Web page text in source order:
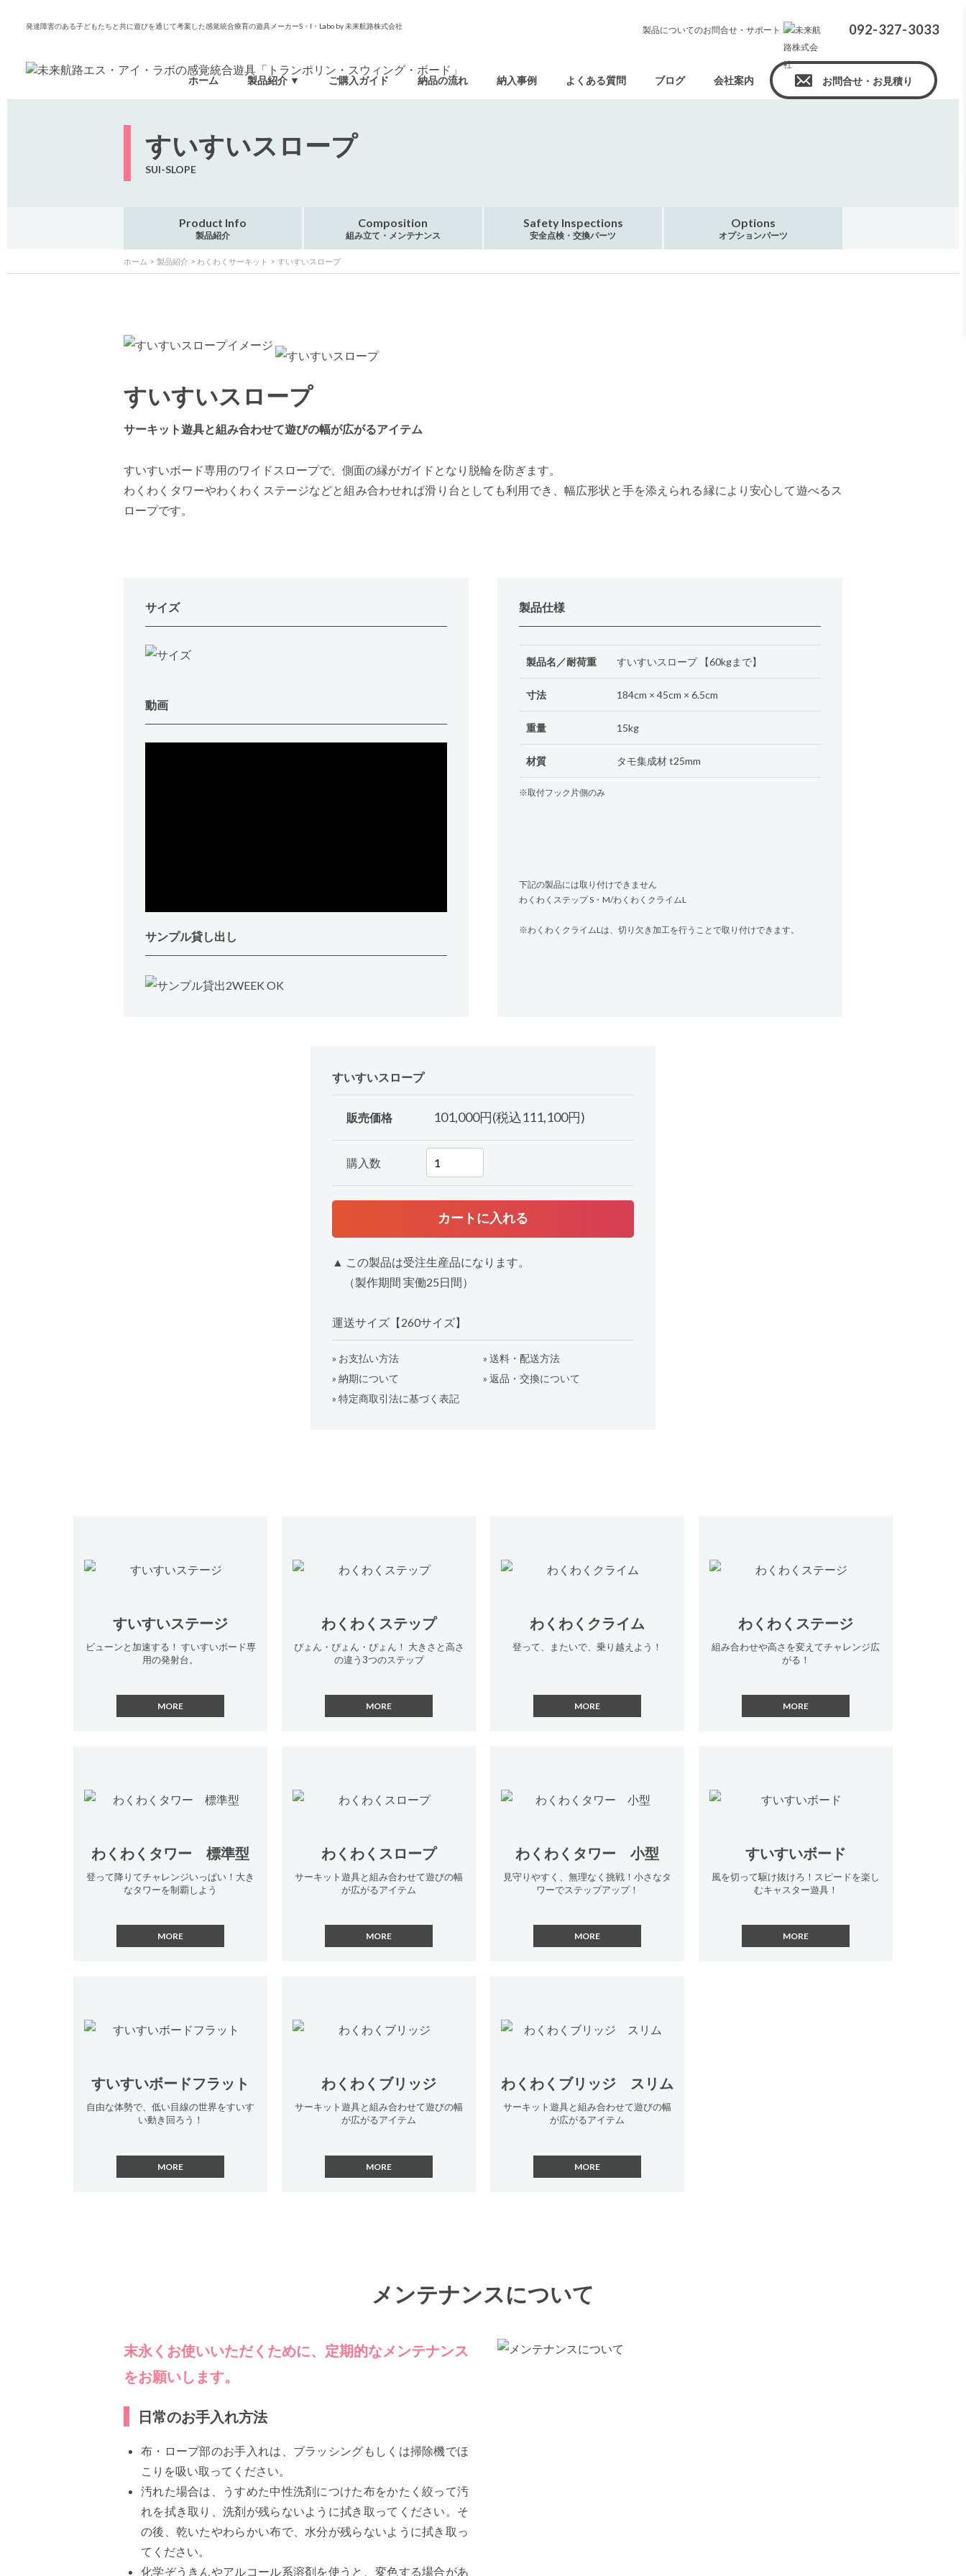
発達障害のある子どもたちと共に遊びを通じて考案した感覚統合療育の遊具メーカーS・I・Labo by 未来航路株式会社 製品についてのお問合せ・サポート 092-327-3033
ホーム 製品紹介 ご購入ガイド 納品の流れ 納入事例 よくある質問 ブログ 会社案内 お問合せ・お見積り
すいすいスロープ
SUI-SLOPE
Product Info
製品紹介
Composition
組み立て・メンテナンス
Safety Inspections
安全点検・交換パーツ
Options
オプションパーツ
ホーム 製品紹介 わくわくサーキット すいすいスロープ
すいすいスロープ
サーキット遊具と組み合わせて遊びの幅が広がるアイテム
すいすいボード専用のワイドスロープで、側面の縁がガイドとなり脱輪を防ぎます。
わくわくタワーやわくわくステージなどと組み合わせれば滑り台としても利用でき、幅広形状と手を添えられる縁により安心して遊べるス
ロープです。
サイズ
動画
サンプル貸し出し
製品仕様
製品名／耐荷重 すいすいスロープ 【60kgまで】
寸法 184cm × 45cm × 6.5cm
重量 15kg
材質 タモ集成材 t25mm
※取付フック片側のみ
下記の製品には取り付けできません
わくわくステップ S・M/わくわくクライムL
※わくわくクライムLは、切り欠き加工を行うことで取り付けできます。
すいすいスロープ
販売価格 101,000円(税込111,100円)
購入数
▲ この製品は受注生産品になります。
（製作期間 実働25日間）
運送サイズ【260サイズ】
» お支払い方法
» 送料・配送方法
» 納期について
» 返品・交換について
» 特定商取引法に基づく表記
すいすいステージ
ビューンと加速する！ すいすいボード専
用の発射台。
わくわくステップ
ぴょん・ぴょん・ぴょん！ 大きさと高さ
の違う3つのステップ
わくわくクライム
登って、またいで、乗り越えよう！
わくわくステージ
組み合わせや高さを変えてチャレンジ広
がる！
わくわくタワー 標準型
登って降りてチャレンジいっぱい！大き
なタワーを制覇しよう
わくわくスロープ
サーキット遊具と組み合わせて遊びの幅
が広がるアイテム
わくわくタワー 小型
見守りやすく、無理なく挑戦！小さなタ
ワーでステップアップ！
すいすいボード
風を切って駆け抜けろ！スピードを楽し
むキャスター遊具！
すいすいボードフラット
自由な体勢で、低い目線の世界をすいす
い動き回ろう！
わくわくブリッジ
サーキット遊具と組み合わせて遊びの幅
が広がるアイテム
わくわくブリッジ スリム
サーキット遊具と組み合わせて遊びの幅
が広がるアイテム
メンテナンスについて
末永くお使いいただくために、定期的なメンテナンス
をお願いします。
日常のお手入れ方法
布・ロープ部のお手入れは、ブラッシングもしくは掃除機でほ
こりを吸い取ってください。
汚れた場合は、うすめた中性洗剤につけた布をかたく絞って汚
れを拭き取り、洗剤が残らないように拭き取ってください。そ
の後、乾いたやわらかい布で、水分が残らないように拭き取っ
てください。
化学ぞうきんやアルコール系溶剤を使うと、変色する場合があ